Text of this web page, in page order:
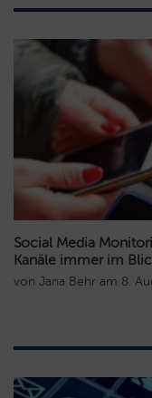
Social Media
Kanäle immer im
von Jana Behr am 8.